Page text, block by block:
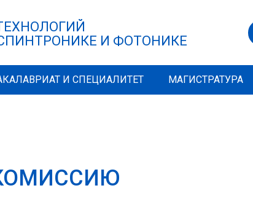
И ФОТОНИКЕ
И СПЕЦИАЛИТЕТ МАГИСТРАТУРА